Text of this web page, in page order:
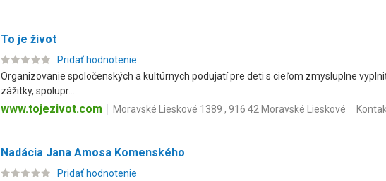
To je život
Pridať hodnotenie
Organizovanie spoločenských a kultúrnych podujatí pre deti s cieľom zmysluplne
zážitky, spolupr...
www.tojezivot.com Moravské Lieskové 1389 , 916 42 Moravské Lieskové
Nadácia Jana Amosa Komenského
Pridať hodnotenie